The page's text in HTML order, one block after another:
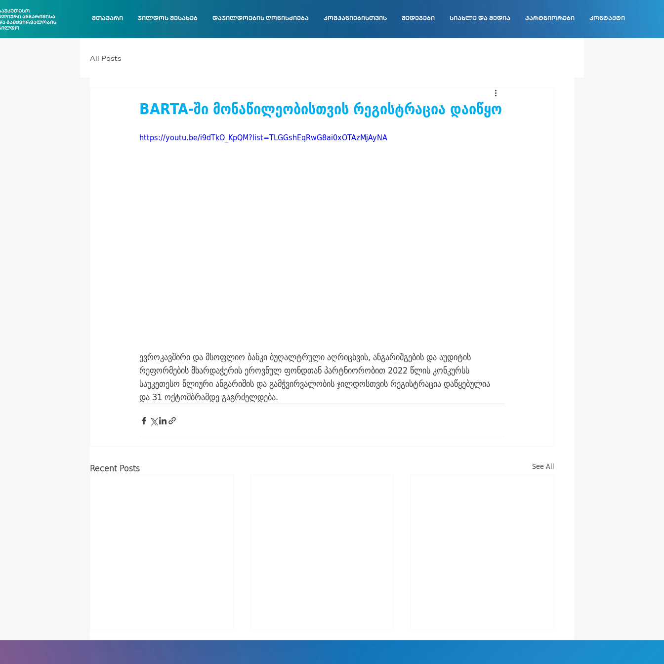
მთავარი ჯილდოს შესახებ დაჯილდოების ღონისძიება კომპანიებისთვის შედეგები სიახლე და მედია პარტნიორები კონტაქტი
All Posts
BARTA-ში მონაწილეობისთვის რეგისტრაცია დაიწყო
https://youtu.be/i9dTkO_KpQM?list=TLGGshEqRwG8ai0xOTAzMjAyNA
ევროკავშირი და მსოფლიო ბანკი ბუღალტრული აღრიცხვის, ანგარიშგების და აუდიტის
რეფორმების მხარდაჭერის ეროვნულ ფონდთან პარტნიორობით 2022 წლის კონკურსს
საუკეთესო წლიური ანგარიშის და გამჭვირვალობის ჯილდოსთვის რეგისტრაცია დაწყებულია
და 31 ოქტომბრამდე გაგრძელდება.
Recent Posts See All